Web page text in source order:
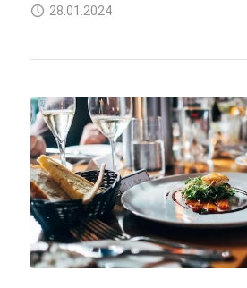
28.01.2024